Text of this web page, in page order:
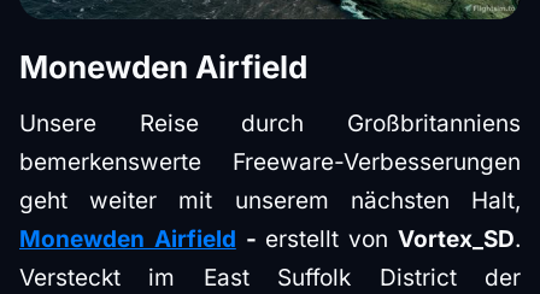
Monewden Airfield
Unsere Reise durch Großbritanniens
bemerkenswerte Freeware-Verbesserungen
geht weiter mit unserem nächsten Halt,
Monewden Airfield - erstellt vonVortex_SD.
Versteckt im East Suffolk District der